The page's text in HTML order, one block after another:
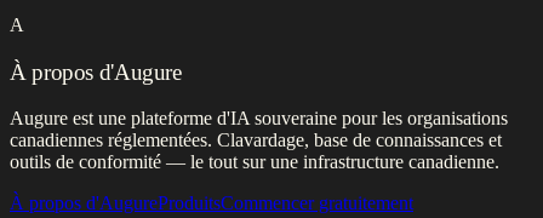
A
À propos d'Augure
Augure est une plateforme d'IA souveraine pour les organisations
canadiennes réglementées. Clavardage, base de connaissances et
outils de conformité — le tout sur une infrastructure canadienne.
À propos d'AugureProduitsCommencer gratuitement